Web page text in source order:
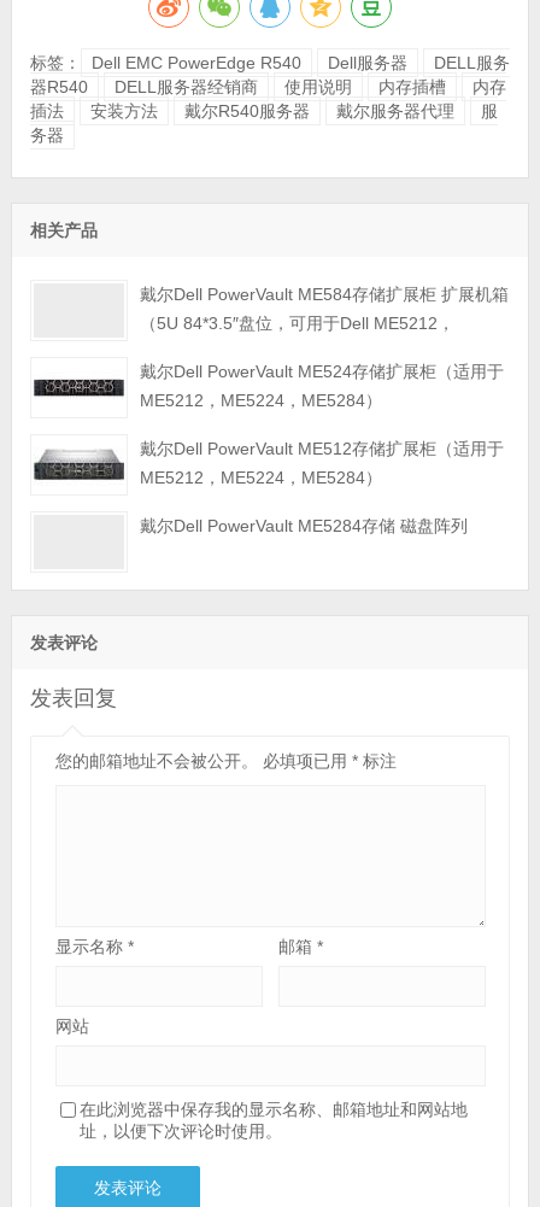
标签： Dell EMC PowerEdge R540 Dell服务器
DELL服务
器R540
DELL服务器经销商 使用说明 内存插槽
内存
插法
安装方法 戴尔R540服务器 戴尔服务器代理
服
务器
相关产品
戴尔Dell PowerVault ME584存储扩展柜 扩展机箱
（5U 84*3.5″盘位，可用于Dell ME5212，
戴尔Dell PowerVault ME524存储扩展柜（适用于
ME5212，ME5224，ME5284）
戴尔Dell PowerVault ME512存储扩展柜（适用于
ME5212，ME5224，ME5284）
戴尔Dell PowerVault ME5284存储 磁盘阵列
发表评论
发表回复
您的邮箱地址不会被公开。 必填项已用 *标注
显示名称 * 邮箱*
网站
在此浏览器中保存我的显示名称、邮箱地址和网站地
址，以便下次评论时使用。